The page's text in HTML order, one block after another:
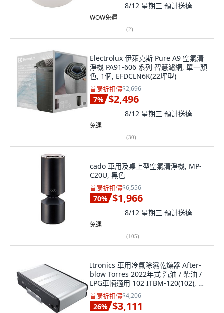
8/12 星期三 預計送達
WOW免運
(2)
Electrolux 伊萊克斯 Pure A9 空氣清
淨機 PA91-606 系列 智慧濾網, 單一顏
色, 1個, EFDCLN6K(22坪型)
首購折扣價$2,696
7% $2,496
8/12 星期三 預計送達
免運
(30)
cado 車用及桌上型空氣清淨機, MP-
C20U, 黑色
首購折扣價$6,556
70% $1,966
8/12 星期三 預計送達
免運
(105)
Itronics 車用冷氣除濕乾燥器 After-
blow Torres 2022年式 汽油 / 柴油 /
LPG車輛適用 102 ITBM-120(102), 珍
珠灰, 車用冷氣除濕裝置
首購折扣價$4,206
26% $3,111